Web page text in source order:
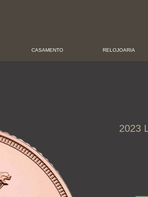
CASAMENTO RELOJOARIA
2023